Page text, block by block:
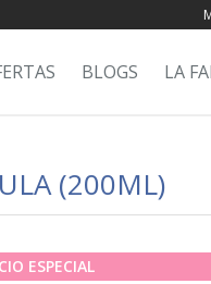
BLOGS LA
(200ML)
ESPECIAL